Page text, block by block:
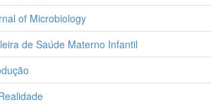
of Microbiology
de Saúde Materno Infantil